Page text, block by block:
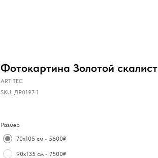
Фотокартина Золотой
ARTITEC
SKU: ДР0197-1
Размер
70х105 см - 5600₽
90х135 см - 7500₽